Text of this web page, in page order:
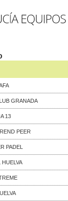
GRANADA
13
PEER
PADEL